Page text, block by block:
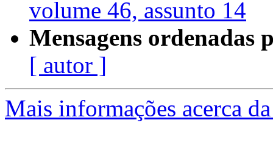
volume 46, assunto 14
Mensagens ordenadas
[ autor ]
Mais informações acerca